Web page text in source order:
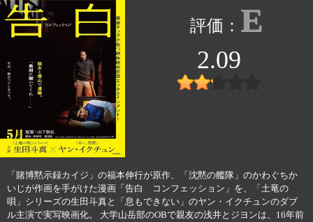
E
2.09
「賭博黙示録カイジ」の福本伸行が原作、「沈黙の艦隊」のかわぐちか
いじが作画を手がけた漫画「告白 コンフェッション」を、「土竜の
唄」シリーズの生田斗真と「息もできない」のヤン・イクチュンのダブ
ル主演で実写映画化。 大学山岳部のOBで親友の浅井とジヨンは、16年前